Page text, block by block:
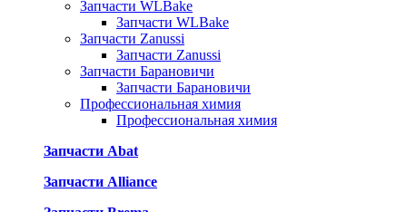
Запчасти WLBake
Запчасти WLBake
Запчасти Zanussi
Запчасти Zanussi
Запчасти Барановичи
Запчасти Барановичи
Профессиональная химия
Профессиональная химия
Запчасти Abat
Запчасти Alliance